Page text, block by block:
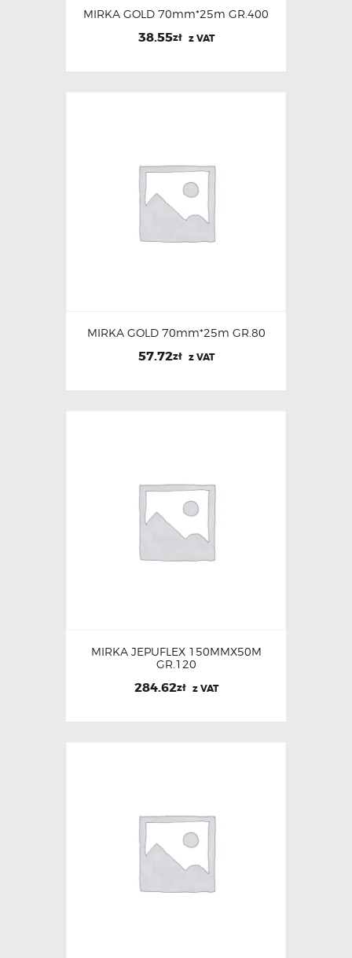
MIRKA GOLD 70mm*25m GR.400
38.55zł z VAT
MIRKA GOLD 70mm*25m GR.80
57.72zł z VAT
MIRKA JEPUFLEX 150MMX50M
GR.120
284.62zł z VAT